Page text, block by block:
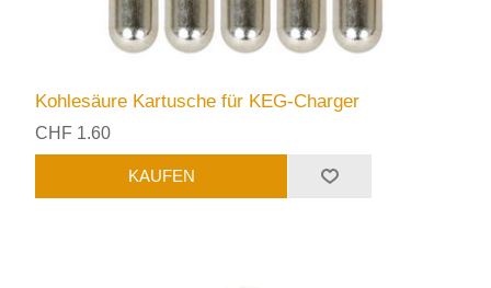
Kohlesäure Kartusche für KEG-Charger
CHF 1.60